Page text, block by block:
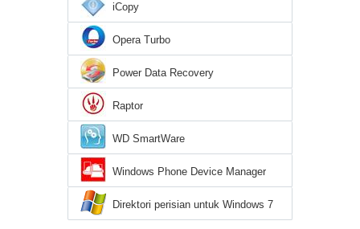
iCopy
Opera Turbo
Power Data Recovery
Raptor
WD SmartWare
Windows Phone Device Manager
Direktori perisian untuk Windows 7